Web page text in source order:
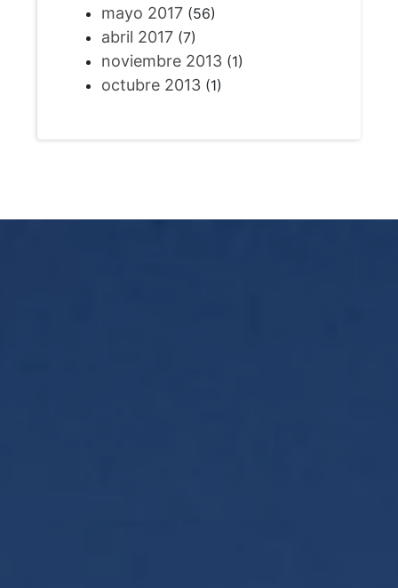
mayo 2017(56)
abril 2017(7)
noviembre 2013(1)
octubre 2013(1)